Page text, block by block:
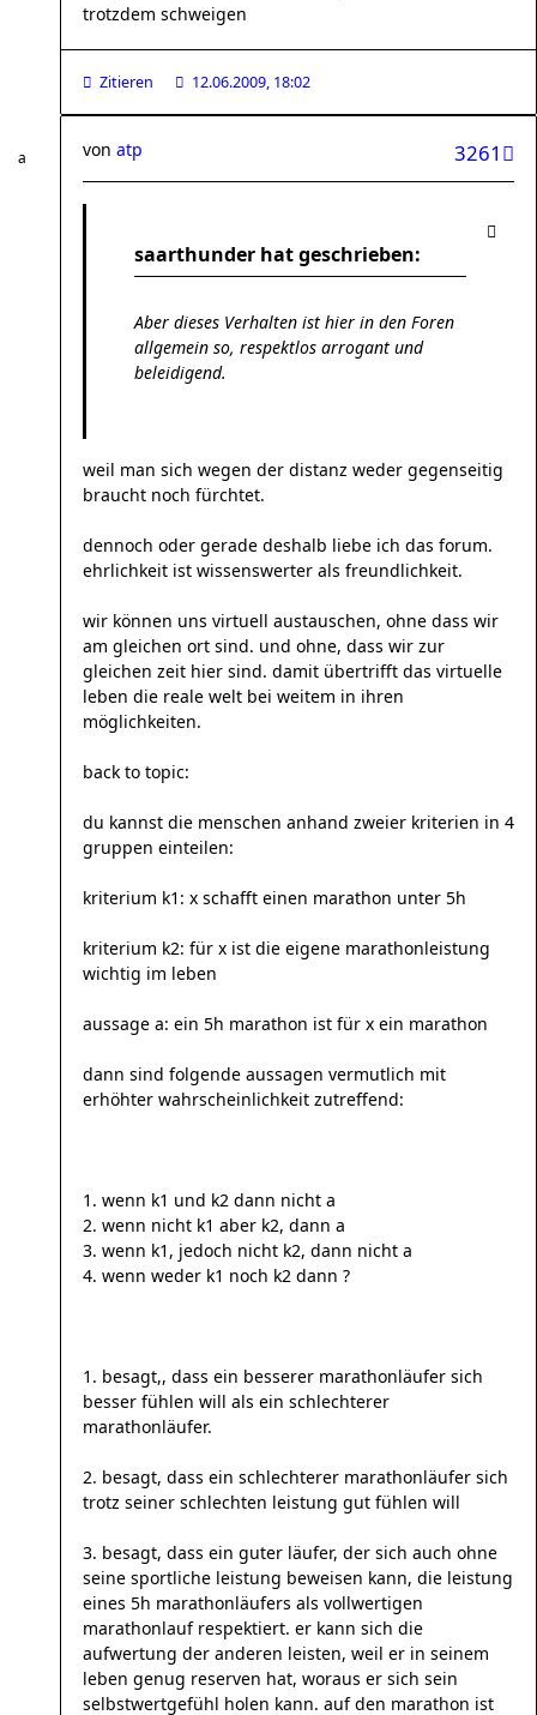
trotzdem schweigen
Zitieren 12.06.2009, 18:02
3261
von atp
saarthunder hat geschrieben:
Aber dieses Verhalten ist hier in den Foren
allgemein so, respektlos arrogant und
beleidigend.
weil man sich wegen der distanz weder gegenseitig
braucht noch fürchtet.
dennoch oder gerade deshalb liebe ich das forum.
ehrlichkeit ist wissenswerter als freundlichkeit.
wir können uns virtuell austauschen, ohne dass wir
am gleichen ort sind. und ohne, dass wir zur
gleichen zeit hier sind. damit übertrifft das virtuelle
leben die reale welt bei weitem in ihren
möglichkeiten.
back to topic:
du kannst die menschen anhand zweier kriterien in 4
gruppen einteilen:
kriterium k1: x schafft einen marathon unter 5h
kriterium k2: für x ist die eigene marathonleistung
wichtig im leben
aussage a: ein 5h marathon ist für x ein marathon
dann sind folgende aussagen vermutlich mit
erhöhter wahrscheinlichkeit zutreffend:
1. wenn k1 und k2 dann nicht a
2. wenn nicht k1 aber k2, dann a
3. wenn k1, jedoch nicht k2, dann nicht a
4. wenn weder k1 noch k2 dann ?
1. besagt,, dass ein besserer marathonläufer sich
besser fühlen will als ein schlechterer
marathonläufer.
2. besagt, dass ein schlechterer marathonläufer sich
trotz seiner schlechten leistung gut fühlen will
3. besagt, dass ein guter läufer, der sich auch ohne
seine sportliche leistung beweisen kann, die leistung
eines 5h marathonläufers als vollwertigen
marathonlauf respektiert. er kann sich die
aufwertung der anderen leisten, weil er in seinem
leben genug reserven hat, woraus er sich sein
selbstwertgefühl holen kann. auf den marathon ist